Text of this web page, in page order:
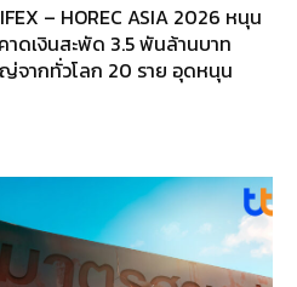
– HOREC ASIA 2026 หนุน
าดเงินสะพัด 3.5 พันล้านบาท
จากทั่วโลก 20 ราย อุดหนุน